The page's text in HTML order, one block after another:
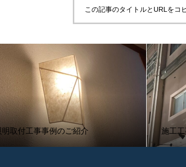
この記事のタイトルとURLをコ
明取付工事事例のご紹介 施工